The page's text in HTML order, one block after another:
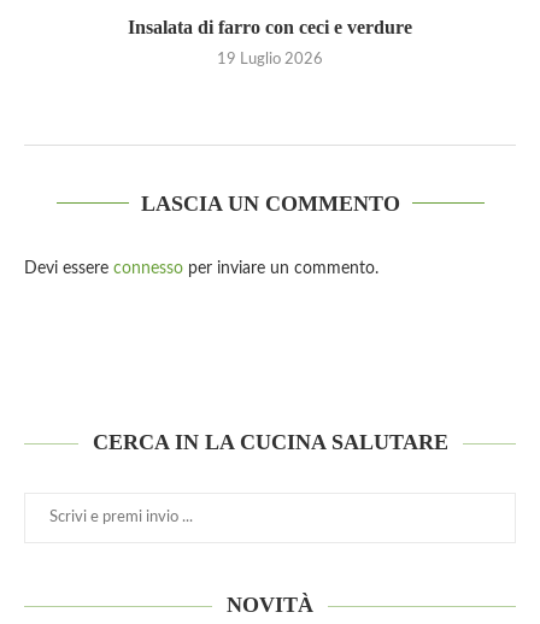
Insalata di farro con ceci e verdure
19 Luglio 2026
LASCIA UN COMMENTO
Devi essere connesso per inviare un commento.
CERCA IN LA CUCINA SALUTARE
NOVITÀ